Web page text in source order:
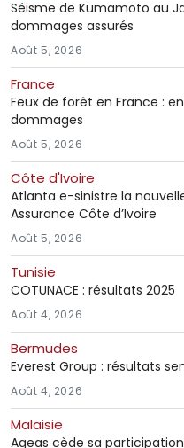
Séisme de Kumamoto au
dommages assurés
Août 5, 2026
France
Feux de forêt en France :
dommages
Août 5, 2026
Côte d'Ivoire
Atlanta e-sinistre la
Assurance Côte d’Ivoire
Août 5, 2026
Tunisie
COTUNACE : résultats 2025
Août 4, 2026
Bermudes
Everest Group : résultats
Août 4, 2026
Malaisie
Ageas cède sa